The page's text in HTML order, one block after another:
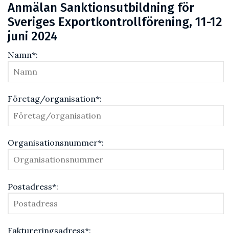
Anmälan Sanktionsutbildning för
Sveriges Exportkontrollförening, 11-12
juni 2024
Namn*:
Företag/organisation*:
Organisationsnummer*:
Postadress*:
Faktureringsadress*: